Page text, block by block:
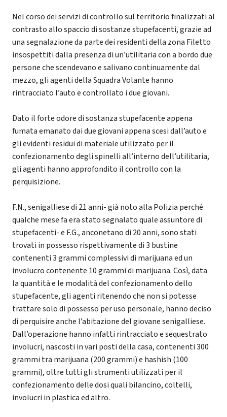
Nel corso dei servizi di controllo sul territorio finalizzati al
contrasto allo spaccio di sostanze stupefacenti, grazie ad
una segnalazione da parte dei residenti della zona Filetto
insospettiti dalla presenza di un’utilitaria con a bordo due
persone che scendevano e salivano continuamente dal
mezzo, gli agenti della Squadra Volante hanno
rintracciato l’auto e controllato i due giovani.
Dato il forte odore di sostanza stupefacente appena
fumata emanato dai due giovani appena scesi dall’auto e
gli evidenti residui di materiale utilizzato per il
confezionamento degli spinelli all’interno dell’utilitaria,
gli agenti hanno approfondito il controllo con la
perquisizione.
F.N., senigalliese di 21 anni- già noto alla Polizia perché
qualche mese fa era stato segnalato quale assuntore di
stupefacenti- e F.G., anconetano di 20 anni, sono stati
trovati in possesso rispettivamente di 3 bustine
contenenti 3 grammi complessivi di marijuana ed un
involucro contenente 10 grammi di marijuana. Così, data
la quantità e le modalità del confezionamento dello
stupefacente, gli agenti ritenendo che non si potesse
trattare solo di possesso per uso personale, hanno deciso
di perquisire anche l’abitazione del giovane senigalliese.
Dall’operazione hanno infatti rintracciato e sequestrato
involucri, nascosti in vari posti della casa, contenenti 300
grammi tra marijuana (200 grammi) e hashish (100
grammi), oltre tutti gli strumenti utilizzati per il
confezionamento delle dosi quali bilancino, coltelli,
involucri in plastica ed altro.